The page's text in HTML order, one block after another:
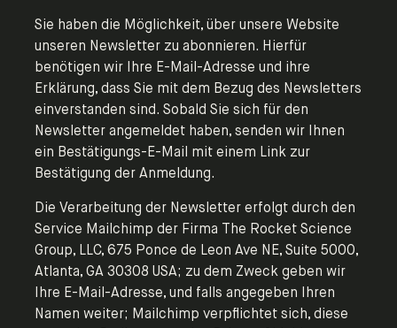
Sie haben die Möglichkeit, über unsere Website
unseren Newsletter zu abonnieren. Hierfür
benötigen wir Ihre E-Mail-Adresse und ihre
Erklärung, dass Sie mit dem Bezug des Newsletters
einverstanden sind. Sobald Sie sich für den
Newsletter angemeldet haben, senden wir Ihnen
ein Bestätigungs-E-Mail mit einem Link zur
Bestätigung der Anmeldung.
Die Verarbeitung der Newsletter erfolgt durch den
Service Mailchimp der Firma The Rocket Science
Group, LLC, 675 Ponce de Leon Ave NE, Suite 5000,
Atlanta, GA 30308 USA; zu dem Zweck geben wir
Ihre E-Mail-Adresse, und falls angegeben Ihren
Namen weiter; Mailchimp verpflichtet sich, diese